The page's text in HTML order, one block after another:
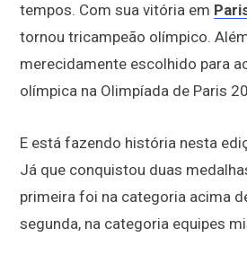
tempos. Com sua vitória em
tornou tricampeão olímpico.
merecidamente escolhido para
olímpica na Olimpíada de Paris
E está fazendo história nesta
Já que conquistou duas
primeira foi na categoria acima
segunda, na categoria equipes